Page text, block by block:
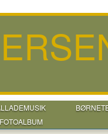
FOTOALBUM